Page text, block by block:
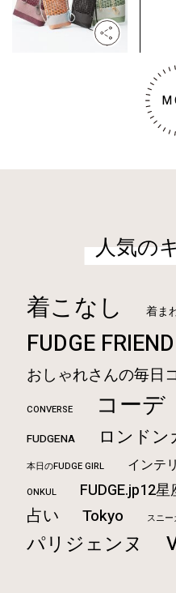
人気の
着こなし 着ま
FUDGE FRIEND
おしゃれさんの毎日
CONVERSE コーデ
FUDGENA ロンドン
本日のFUDGE GIRL インテ
ONKUL FUDGE.jp12
占い Tokyo スニー
パリジェンヌ